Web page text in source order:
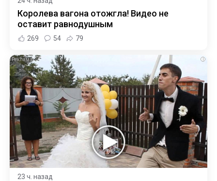
Королева вагона отожгла! Видео не
оставит равнодушным
269 54 79
i
23 ч. назад